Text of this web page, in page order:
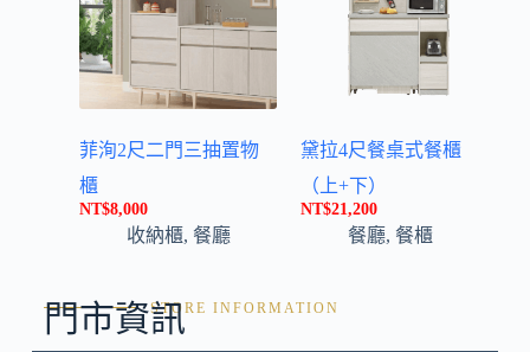
菲洵2尺二門三抽置物
櫃
NT$8,000
收納櫃, 餐廳
黛拉4尺餐桌式餐櫃
（上+下）
NT$21,200
餐廳, 餐櫃
STORE INFORMATION
門市資訊